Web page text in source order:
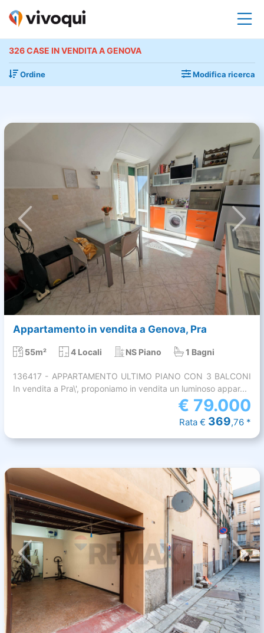
326 CASE IN VENDITA A GENOVA
Ordine Modifica ricerca
Appartamento in vendita a Genova, Pra
55m² 4 Locali NS Piano 1 Bagni
136417 - APPARTAMENTO ULTIMO PIANO CON 3 BALCONI
In vendita a Pra\', proponiamo in vendita un luminoso appar...
€ 79.000
Rata € 369,76 *